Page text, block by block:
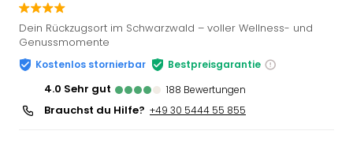
Dein Rückzugsort im Schwarzwald – voller Wellness- und
Genussmomente
Kostenlos stornierbar Bestpreisgarantie
4.0 sehr gut 188 Bewertungen
Brauchst du Hilfe? +49 30 5444 55 855